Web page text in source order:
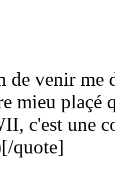
de venir
mieu plaçé
c'est une
[/quote]